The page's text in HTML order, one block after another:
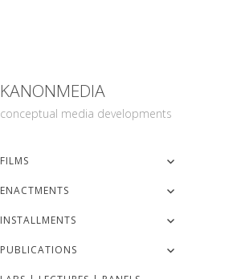
KANONMEDIA
conceptual media developments
FILMS
ENACTMENTS
INSTALLMENTS
PUBLICATIONS